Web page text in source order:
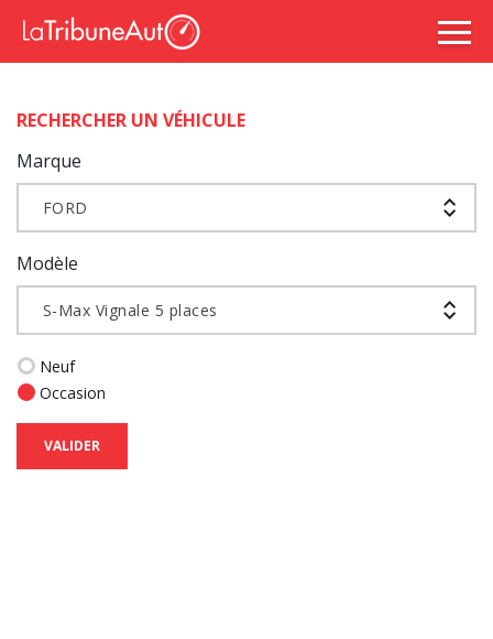
RECHERCHER UN VÉHICULE
Marque
FORD
Modèle
S-Max Vignale 5 places
Neuf
Occasion
VALIDER